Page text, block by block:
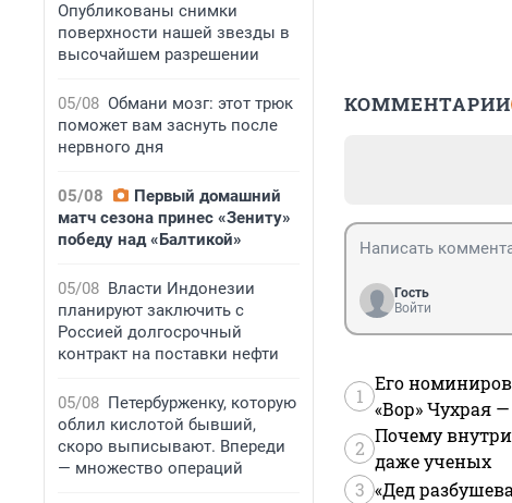
Опубликованы снимки
поверхности нашей звезды в
высочайшем разрешении
05/08 Обмани мозг: этот трюк
поможет вам заснуть после
нервного дня
05/08
Первый домашний
матч сезона принес «Зениту»
победу над «Балтикой»
05/08 Власти Индонезии
планируют заключить с
Россией долгосрочный
контракт на поставки нефти
05/08 Петербурженку, которую
облил кислотой бывший,
скоро выписывают. Впереди
— множество операций
КОММЕНТАРИИ
Гость
Войти
1
Его
«Вор» Чухрая
2
Почему
даже ученых
3 «Дед